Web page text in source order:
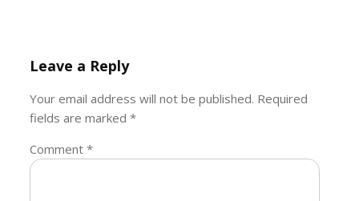
Leave a Reply
Your email address will not be published. Required
fields are marked*
Comment*